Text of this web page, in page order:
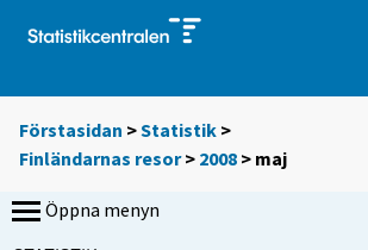
Förstasidan >Statistik >
Finländarnas resor> 2008 > maj
Öppna menyn